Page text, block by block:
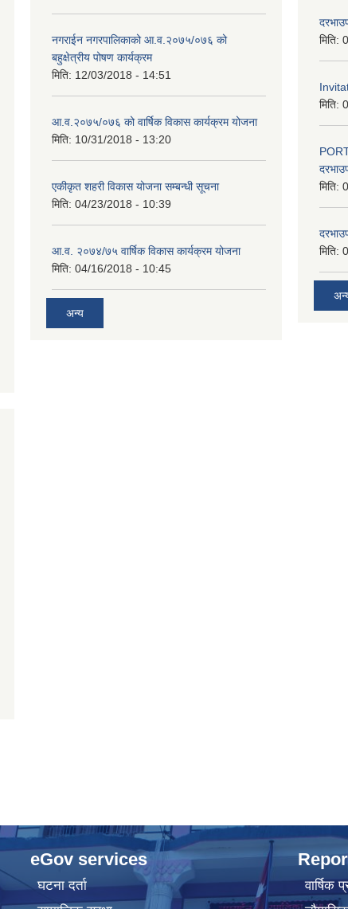
नगराईन नगरपालिकाको आ.व.२०७५/०७६ को
बहुक्षेत्रीय पोषण कार्यक्रम
मिति: 12/03/2018 - 14:51
आ.व.२०७५/०७६ को वार्षिक विकास कार्यक्रम योजना
मिति: 10/31/2018 - 13:20
एकीकृत शहरी विकास योजना सम्बन्धी सूचना
मिति: 04/23/2018 - 10:39
आ.व. २०७४/७५ वार्षिक विकास कार्यक्रम योजना
मिति: 04/16/2018 - 10:45
अन्य
मिति:
मिति:
मिति:
मिति:
eGov services
घटना दर्ता
वार्षिक